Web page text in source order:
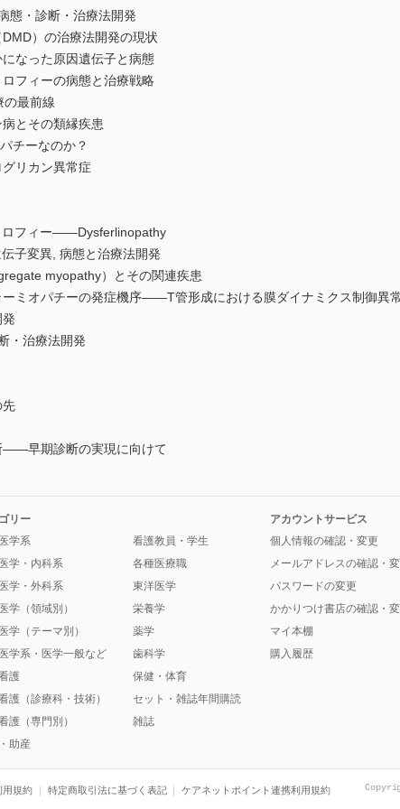
態・診断・治療法開発
）の治療法開発の現状
なった原因遺伝子と病態
フィーの病態と治療戦略
最前線
とその類縁疾患
チーなのか？
リカン異常症
ロフィー――Dysferlinopathy
子変異, 病態と治療法開発
myopathy）とその関連疾患
ミオパチーの発症機序――T管形成における膜ダイナミクス制御異
・治療法開発
先
――早期診断の実現に向けて
リー
学系
学・内科系
学・外科系
学（領域別）
学（テーマ別）
学系・医学一般など
護
護（診療科・技術）
護（専門別）
助産
看護教員・学生
各種医療職
東洋医学
栄養学
薬学
歯科学
保健・体育
セット・雑誌年間購読
雑誌
アカウントサービス
個人情報の確認・変更
メールアドレスの確認・
パスワードの変更
かかりつけ書店の確認・
マイ本棚
購入履歴
用規約 特定商取引法に基づく表記 ケアネットポイント連携利用規約